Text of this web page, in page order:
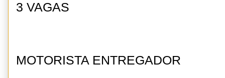
3 VAGAS
MOTORISTA ENTREGADOR